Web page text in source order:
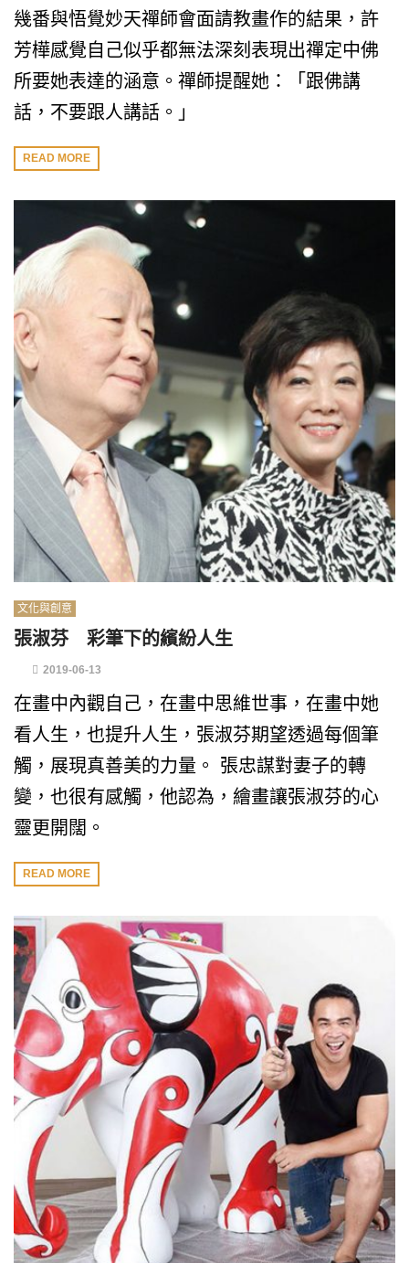
幾番與悟覺妙天禪師會面請教畫作的結果，許
芳樺感覺自己似乎都無法深刻表現出禪定中佛
所要她表達的涵意。禪師提醒她：「跟佛講
話，不要跟人講話。」
READ MORE
文化與創意
張淑芬 彩筆下的繽紛人生
2019-06-13
在畫中內觀自己，在畫中思維世事，在畫中她
看人生，也提升人生，張淑芬期望透過每個筆
觸，展現真善美的力量。 張忠謀對妻子的轉
變，也很有感觸，他認為，繪畫讓張淑芬的心
靈更開闊。
READ MORE